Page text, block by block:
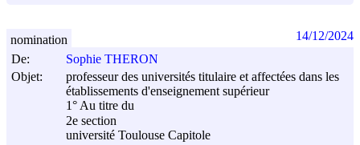
De:
Sophie THERON
Objet:
professeur des universités titulaire et affectées dans les
établissements d'enseignement supérieur
1° Au titre du
2e section
université Toulouse Capitole
nomination 14/12/2024